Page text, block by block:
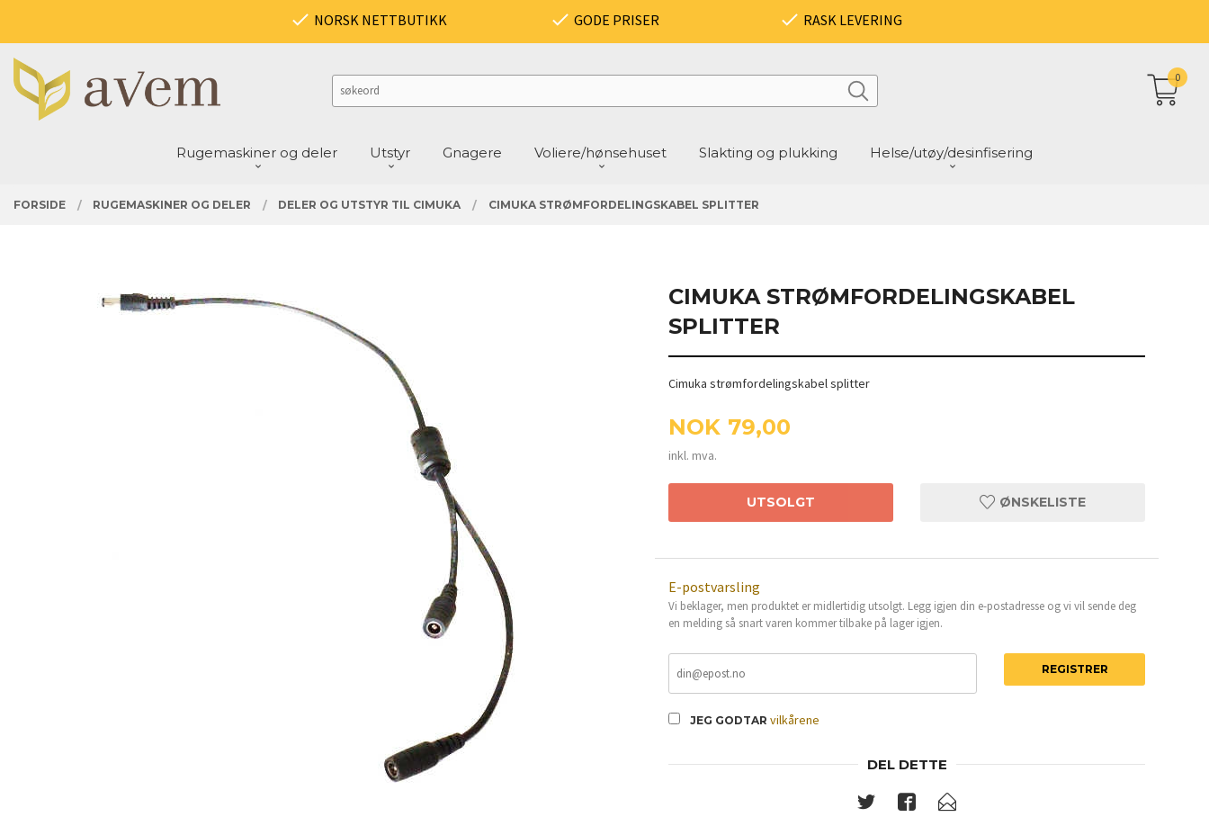
innholdet
NORSK NETTBUTIKK GODE PRISER RASK LEVERING
Rugemaskiner og deler Utstyr Gnagere Voliere/hønsehuset Slakting og plukking Helse/utøy/desinfisering
0
FORSIDE RUGEMASKINER OG DELER DELER OG UTSTYR TIL CIMUKA CIMUKA STRØMFORDELINGSKABEL SPLITTER
CIMUKA STRØMFORDELINGSKABEL
SPLITTER
Cimuka strømfordelingskabel splitter
Pris
NOK 79,00
inkl. mva.
UTSOLGT ØNSKELISTE
E-postvarsling
Vi beklager, men produktet er midlertidig utsolgt. Legg igjen din e-postadresse og vi vil sende deg
en melding så snart varen kommer tilbake på lager igjen.
JEG GODTAR vilkårene
REGISTRER
DEL DETTE